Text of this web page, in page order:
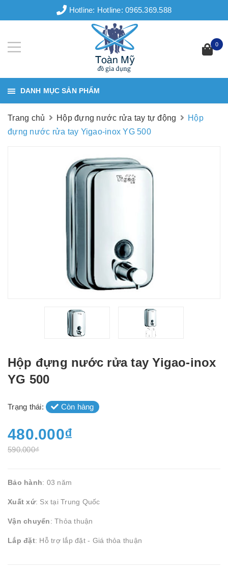
Hotline: Hotline: 0965.369.588
0
DANH MỤC SẢN PHẨM
Trang chủ Hộp đựng nước rửa tay tự động
Hộp
đựng nước rửa tay Yigao-inox YG 500
Hộp đựng nước rửa tay Yigao-inox
YG 500
Trạng thái: Còn hàng
480.000₫
590.000₫
Bảo hành: 03 năm
Xuất xứ: Sx tại Trung Quốc
Vận chuyển: Thỏa thuận
Lắp đặt: Hỗ trợ lắp đặt - Giá thỏa thuận